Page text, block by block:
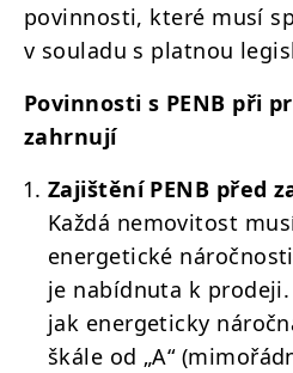
povinnosti, které musí
v souladu s platnou
Povinnosti s PENB při
zahrnují
Zajištění PENB před
Každá nemovitost
energetické
je nabídnuta k
jak energeticky
škále od „A“